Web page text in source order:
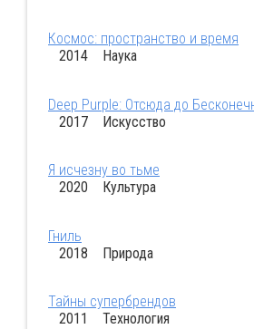
Космос: пространство и время
2014 Наука
Deep Purple: Отсюда до
2017 Искусство
Я исчезну во тьме
2020 Культура
Гниль
2018 Природа
Тайны супербрендов
2011 Технология